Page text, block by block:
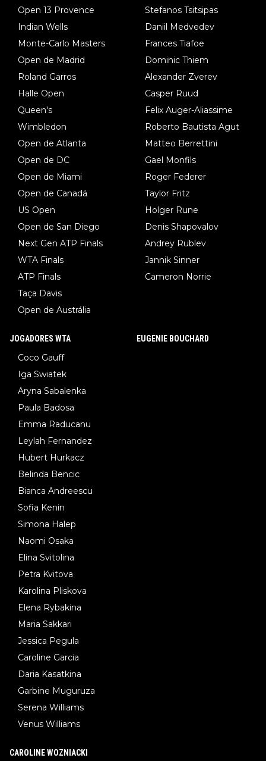
Open 13 Provence
Indian Wells
Monte-Carlo Masters
Open de Madrid
Roland Garros
Halle Open
Queen's
Wimbledon
Open de Atlanta
Open de DC
Open de Miami
Open de Canadá
US Open
Open de San Diego
Next Gen ATP Finals
WTA Finals
ATP Finals
Taça Davis
Open de Austrália
Stefanos Tsitsipas
Daniil Medvedev
Frances Tiafoe
Dominic Thiem
Alexander Zverev
Casper Ruud
Felix Auger-Aliassime
Roberto Bautista Agut
Matteo Berrettini
Gael Monfils
Roger Federer
Taylor Fritz
Holger Rune
Denis Shapovalov
Andrey Rublev
Jannik Sinner
Cameron Norrie
JOGADORES WTA
Coco Gauff
Iga Swiatek
Aryna Sabalenka
Paula Badosa
Emma Raducanu
Leylah Fernandez
Hubert Hurkacz
Belinda Bencic
Bianca Andreescu
Sofia Kenin
Simona Halep
Naomi Osaka
Elina Svitolina
Petra Kvitova
Karolina Pliskova
Elena Rybakina
Maria Sakkari
Jessica Pegula
Caroline Garcia
Daria Kasatkina
Garbine Muguruza
Serena Williams
Venus Williams
EUGENIE BOUCHARD
CAROLINE WOZNIACKI